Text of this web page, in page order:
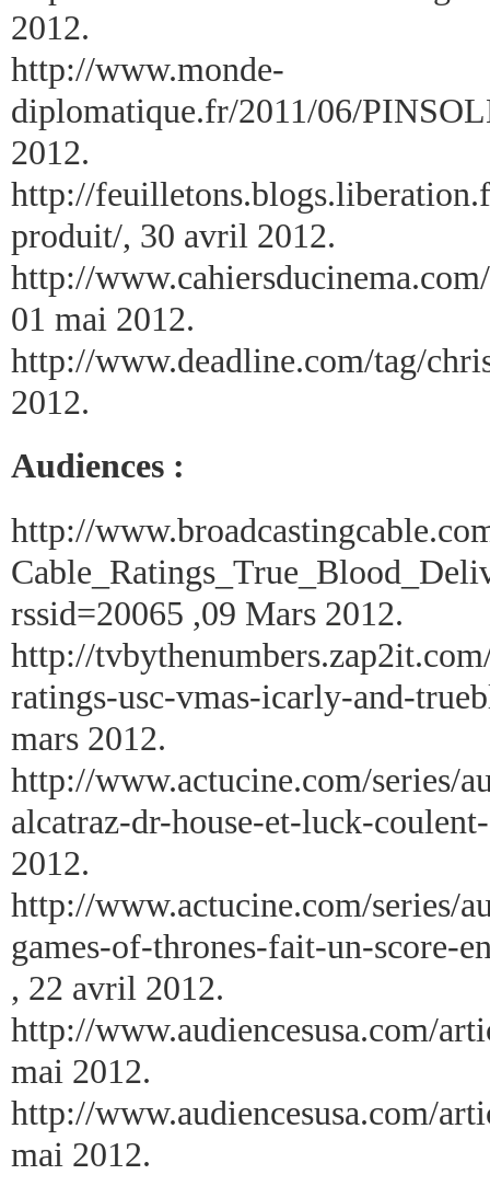
2012.
http://www.monde-
diplomatique.fr/2011/06/
2012.
http://
produit/, 30 avril 2012.
http://
01 mai 2012.
http://www.deadline.com/tag/
2012.
Audiences :
http://
rssid=20065 ,09 Mars 2012.
http://
ratings-usc-vmas-icarly-and-
mars 2012.
http://www.actucine.com/series/
alcatraz-dr-house-et-luck-
2012.
http://www.actucine.com/series/
games-of-thrones-fait-un-score-
, 22 avril 2012.
http://www.audiencesusa.com/
mai 2012.
http://www.audiencesusa.com/
mai 2012.